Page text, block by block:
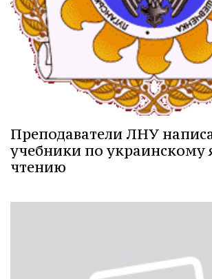
Преподаватели ЛНУ
учебники по украинскому
чтению